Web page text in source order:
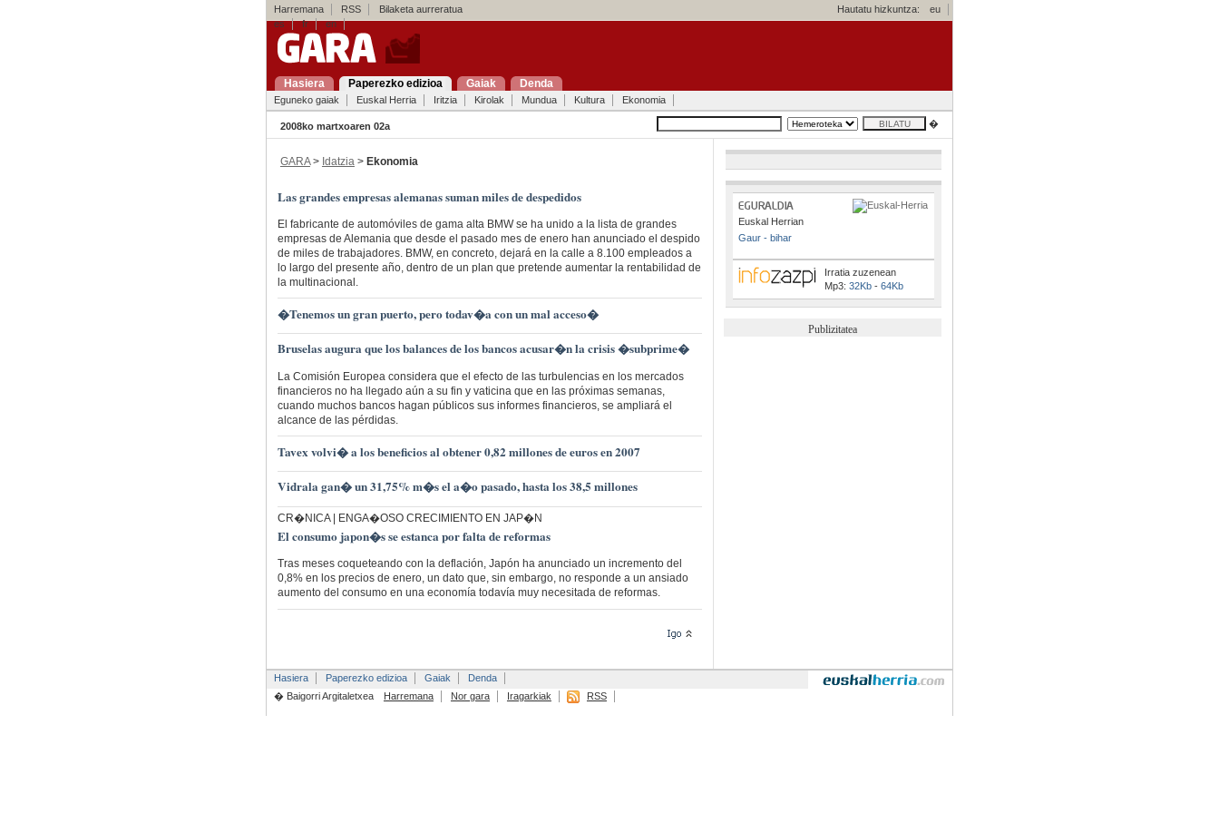
Harremana RSS Bilaketa aurreratua Hautatu hizkuntza:
eu
es
fr en
Hasiera Paperezko edizioa Gaiak Denda
Eguneko gaiak Euskal Herria Iritzia Kirolak Mundua Kultura Ekonomia
2008ko martxoaren 02a �
GARA> Idatzia > Ekonomia
Las grandes empresas alemanas suman miles de despedidos
El fabricante de automóviles de gama alta BMW se ha unido a la lista de grandes
empresas de Alemania que desde el pasado mes de enero han anunciado el despido
de miles de trabajadores. BMW, en concreto, dejará en la calle a 8.100 empleados a
lo largo del presente año, dentro de un plan que pretende aumentar la rentabilidad de
la multinacional.
�Tenemos un gran puerto, pero todav�a con un mal acceso�
Bruselas augura que los balances de los bancos acusar�n la crisis �subprime�
La Comisión Europea considera que el efecto de las turbulencias en los mercados
financieros no ha llegado aún a su fin y vaticina que en las próximas semanas,
cuando muchos bancos hagan públicos sus informes financieros, se ampliará el
alcance de las pérdidas.
Tavex volvi� a los beneficios al obtener 0,82 millones de euros en 2007
Vidrala gan� un 31,75% m�s el a�o pasado, hasta los 38,5 millones
CR�NICA | ENGA�OSO CRECIMIENTO EN JAP�N
El consumo japon�s se estanca por falta de reformas
Tras meses coqueteando con la deflación, Japón ha anunciado un incremento del
0,8% en los precios de enero, un dato que, sin embargo, no responde a un ansiado
aumento del consumo en una economía todavía muy necesitada de reformas.
Euskal Herrian
Gaur - bihar
Irratia zuzenean
Mp3:32Kb-64Kb
Publizitatea
Hasiera Paperezko edizioa Gaiak
Denda
� Baigorri Argitaletxea
Harremana Nor gara Iragarkiak RSS